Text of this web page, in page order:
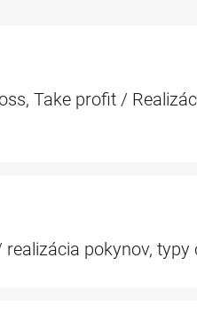
Take profit /
pokynov, typy